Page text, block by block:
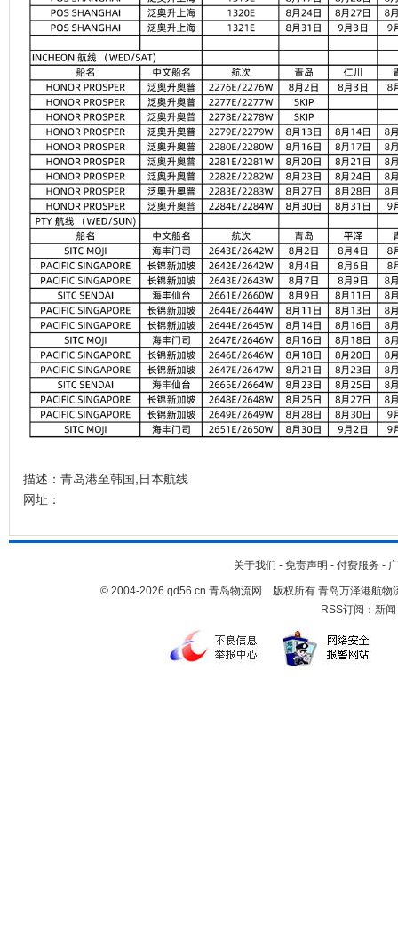
描述：青岛港至韩国,日本航线
网址：
关于我们 - 免责声明 - 付费服务 -
© 2004-2026 qd56.cn 青岛物流网 版权所有 青岛万泽港航物
RSS订阅： 新闻